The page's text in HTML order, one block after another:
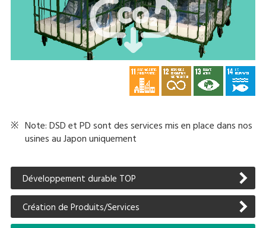
Note: DSD et PD sont des services mis en place dans nos
usines au Japon uniquement
Développement durable TOP
Création de Produits/Services